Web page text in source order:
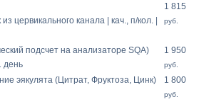
цервикального канала | кач., п/кол. |
1 815
руб.
подсчет на анализаторе SQA)
день
1 950
руб.
эякулята (Цитрат, Фруктоза, Цинк)
1 800
руб.